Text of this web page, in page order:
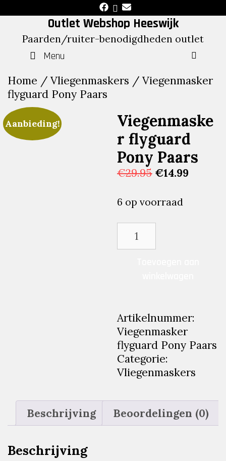
to
content
Outlet Webshop Heeswijk
Paarden/ruiter-benodigdheden outlet
Menu
Home / Vliegenmaskers / Viegenmasker
flyguard Pony Paars
Aanbieding!
Viegenmaske
r flyguard
Pony Paars
€29.95
was:
€14.99
6 op voorraad
Viegenmasker
flyguard
Artikelnummer:
Viegenmasker
flyguard Pony Paars
Categorie:
Vliegenmaskers
Beschrijving Beoordelingen (0)
Beschrijving